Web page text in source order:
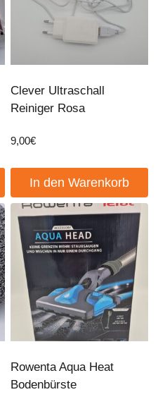
Clever Ultraschall
Reiniger Rosa
9,00€
In den Warenkorb
Rowenta Aqua Heat
Bodenbürste